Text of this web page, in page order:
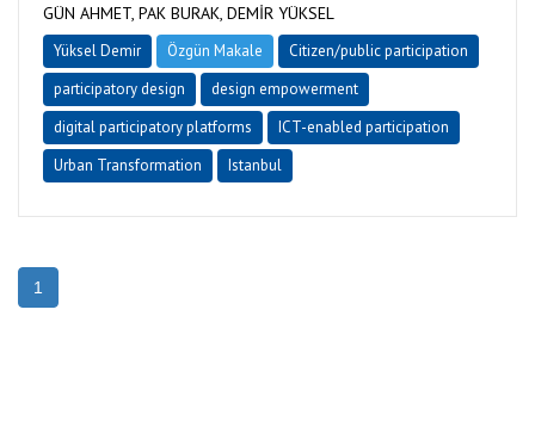
GÜN AHMET, PAK BURAK, DEMİR YÜKSEL
Yüksel Demir Özgün Makale
Citizen/public participation
participatory design
design empowerment
digital participatory platforms
ICT-enabled participation
Urban Transformation
Istanbul
1